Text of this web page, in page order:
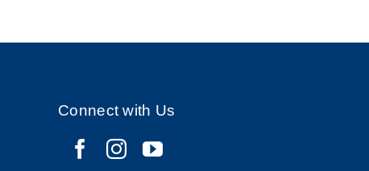
Connect with Us